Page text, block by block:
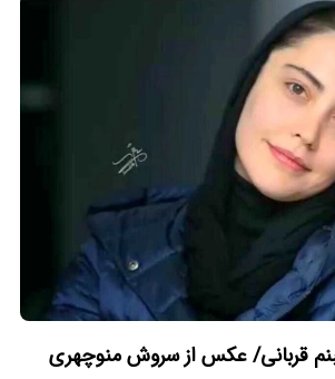
قربانی/ عکس از سروش منوچهری